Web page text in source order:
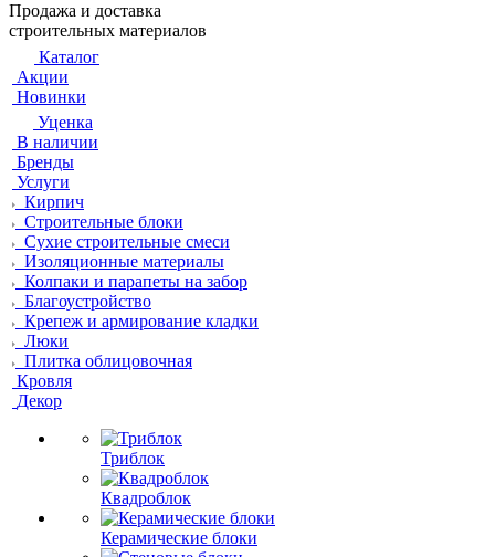
Продажа и доставка
строительных материалов
Каталог
Акции
Новинки
Уценка
В наличии
Бренды
Услуги
Кирпич
Строительные блоки
Сухие строительные смеси
Изоляционные материалы
Колпаки и парапеты на забор
Благоустройство
Крепеж и армирование кладки
Люки
Плитка облицовочная
Кровля
Декор
Триблок
Квадроблок
Керамические блоки